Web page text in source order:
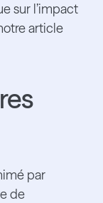
sur l’impact
article
par
de